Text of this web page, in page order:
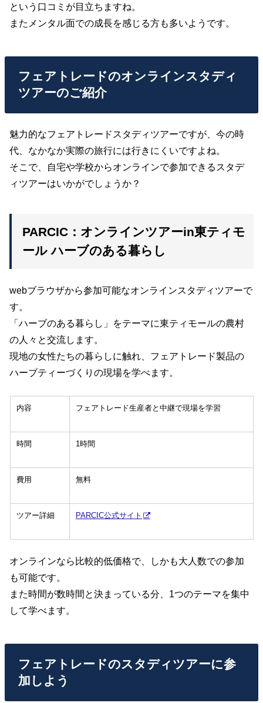
という口コミが目立ちますね。
またメンタル面での成長を感じる方も多いようです。
フェアトレードのオンラインスタディ
ツアーのご紹介
魅力的なフェアトレードスタディツアーですが、今の時
代、なかなか実際の旅行には行きにくいですよね。
そこで、自宅や学校からオンラインで参加できるスタデ
ィツアーはいかがでしょうか？
PARCIC：オンラインツアーin東ティモ
ール ハーブのある暮らし
webブラウザから参加可能なオンラインスタディツアーで
す。
「ハーブのある暮らし」をテーマに東ティモールの農村
の人々と交流します。
現地の女性たちの暮らしに触れ、フェアトレード製品の
ハーブティーづくりの現場を学べます。
内容 フェアトレード生産者と中継で現場を学習
時間 1時間
費用 無料
ツアー詳細 PARCIC公式サイト
オンラインなら比較的低価格で、しかも大人数での参加
も可能です。
また時間が数時間と決まっている分、1つのテーマを集中
して学べます。
フェアトレードのスタディツアーに参
加しよう